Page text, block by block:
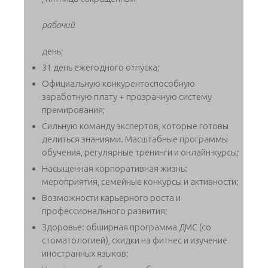
рабочий
день;
31 день ежегодного отпуска;
Официальную конкурентоспособную
заработную плату + прозрачную систему
премирования;
Сильную команду экспертов, которые готовы
делиться знаниями. Масштабные программы
обучения, регулярные тренинги и онлайн-курсы;
Насыщенная корпоративная жизнь:
мероприятия, семейные конкурсы и активности;
Возможности карьерного роста и
профессионального развития;
Здоровье: обширная программа ДМС (со
стоматологией), скидки на фитнес и изучение
иностранных языков;